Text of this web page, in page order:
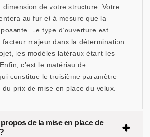
dimension de votre structure. Votre
au fur et à mesure que la
Le type d’ouverture est
facteur majeur dans la détermination
les modèles latéraux étant les
c’est le matériau de
constitue le troisième paramètre
du prix de mise en place du velux.
de la mise en place de